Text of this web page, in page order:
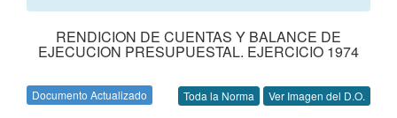
RENDICION DE CUENTAS Y BALANCE DE
EJECUCION PRESUPUESTAL. EJERCICIO 1974
Documento Actualizado Toda la Norma Ver Imagen del D.O.